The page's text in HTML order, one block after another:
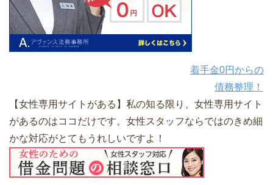
着手金0円からの
債務整理！
【女性専用サイトがある】私の知る限り、女性専用サイト
があるのはココだけです。女性スタッフならではのきめ細
かな対応がとてもうれしいですよ！